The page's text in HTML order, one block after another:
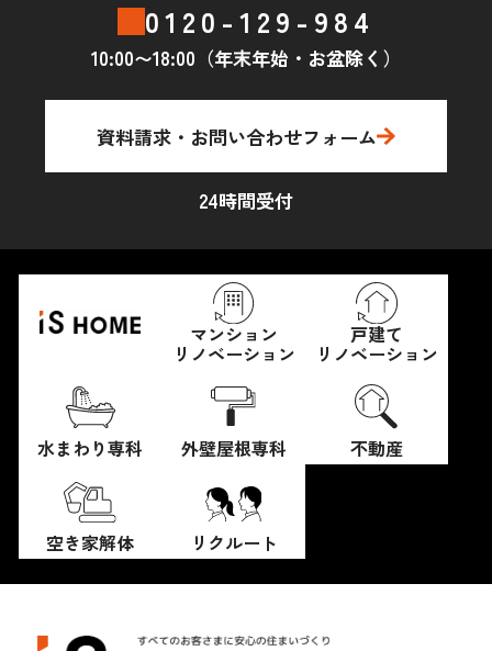
0120-129-984
10:00〜18:00（年末年始・お盆除く）
資料請求・お問い合わせフォーム
24時間受付
マンション
リノベーション
戸建て
リノベーション
水まわり専科 外壁屋根専科 不動産
空き家解体 リクルート